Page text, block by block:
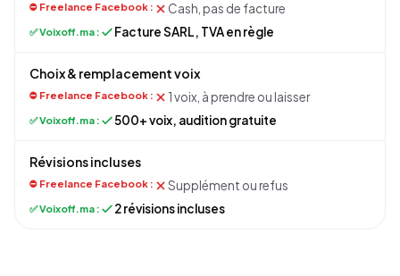
Cash, pas de facture
Facture SARL, TVA en règle
Choix & remplacement voix
1 voix, à prendre ou laisser
500+ voix, audition gratuite
Révisions incluses
Supplément ou refus
2 révisions incluses